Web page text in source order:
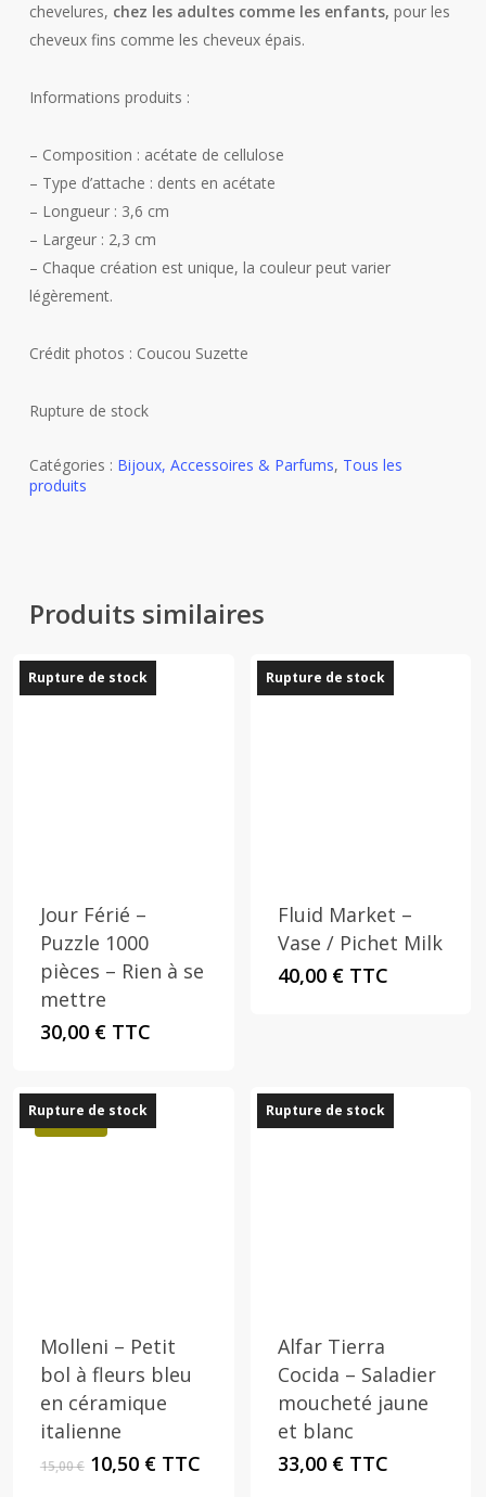
chevelures, chez les adultes comme les enfants, pour les
cheveux fins comme les cheveux épais.
Informations produits :
– Composition : acétate de cellulose
– Type d’attache : dents en acétate
– Longueur : 3,6 cm
– Largeur : 2,3 cm
– Chaque création est unique, la couleur peut varier
légèrement.
Crédit photos : Coucou Suzette
Rupture de stock
Catégories : Bijoux, Accessoires & Parfums, Tous les
produits
Produits similaires
Rupture de stock
Jour Férié –
Puzzle 1000
pièces – Rien à se
mettre
30,00 € TTC
Rupture de stock
Fluid Market –
Vase / Pichet Milk
40,00 € TTC
Rupture de stock
Promo !
Molleni – Petit
bol à fleurs bleu
en céramique
italienne
15,00€ Le
10,50 €Le
TTC
Rupture de stock
Alfar Tierra
Cocida – Saladier
moucheté jaune
et blanc
33,00 € TTC